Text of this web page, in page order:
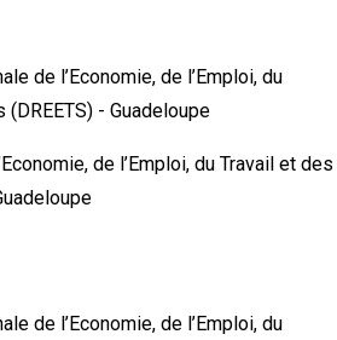
de l’Emploi, du Travail et des